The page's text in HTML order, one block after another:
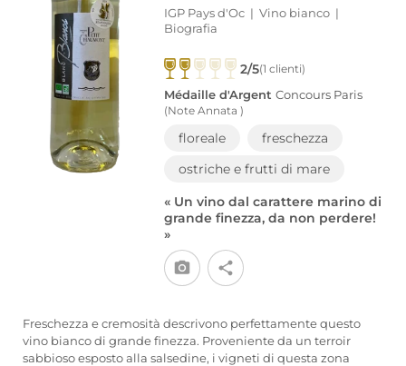
IGP Pays d'Oc | Vino bianco |
Biografia
2/5(1 clienti)
Médaille d'Argent Concours Paris
(Note Annata )
floreale
freschezza
ostriche e frutti di mare
« Un vino dal carattere marino di
grande finezza, da non perdere!
»
Freschezza e cremosità descrivono perfettamente questo
vino bianco di grande finezza. Proveniente da un terroir
sabbioso esposto alla salsedine, i vigneti di questa zona